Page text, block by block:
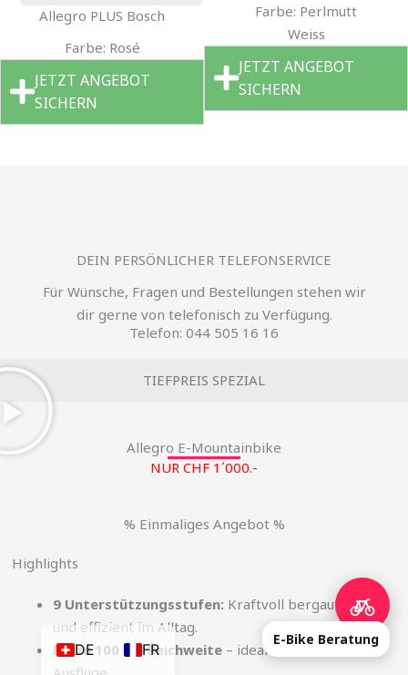
Allegro PLUS Bosch
Farbe: Rosé
JETZT ANGEBOT
SICHERN
Farbe: Perlmutt
Weiss
JETZT ANGEBOT
SICHERN
DEIN PERSÖNLICHER TELEFONSERVICE
Für Wünsche, Fragen und Bestellungen stehen wir
dir gerne von telefonisch zu Verfügung.
Telefon: 044 505 16 16
TIEFPREIS SPEZIAL
Allegro E-Mountainbike
NUR CHF 1´000.-
% Einmaliges Angebot %
Highlights
9 Unterstützungsstufen: Kraftvoll bergauf, leise
und effizient im Alltag.
Bis zu 100 km Reichweite – ideal für Touren und
E-Bike Beratung
DE FR